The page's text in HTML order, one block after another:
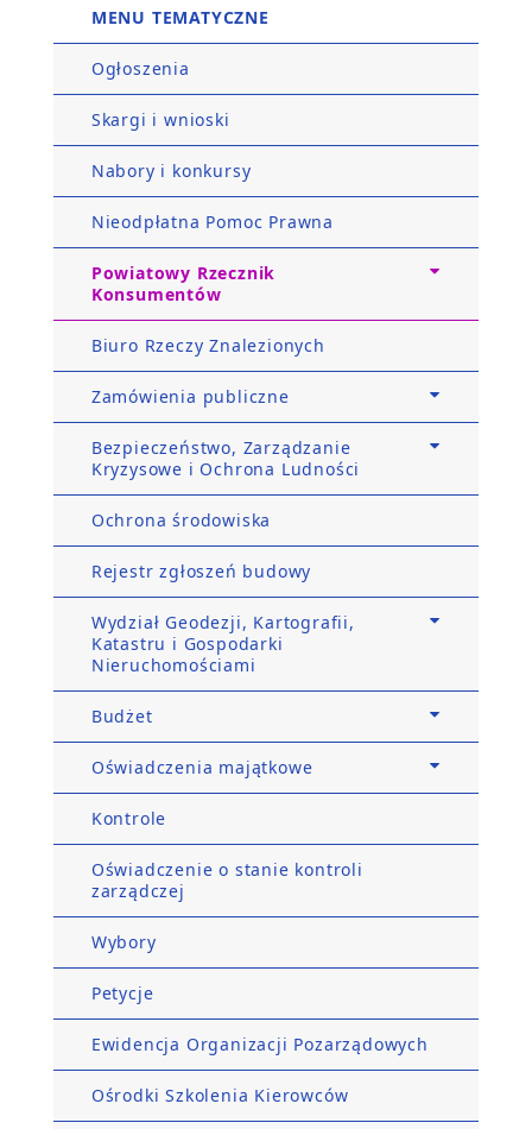
MENU TEMATYCZNE
Ogłoszenia
Skargi i wnioski
Nabory i konkursy
Nieodpłatna Pomoc Prawna
Powiatowy Rzecznik
Konsumentów
Biuro Rzeczy Znalezionych
Zamówienia publiczne
Bezpieczeństwo, Zarządzanie
Kryzysowe i Ochrona Ludności
Ochrona środowiska
Rejestr zgłoszeń budowy
Wydział Geodezji, Kartografii,
Katastru i Gospodarki
Nieruchomościami
Budżet
Oświadczenia majątkowe
Kontrole
Oświadczenie o stanie kontroli
zarządczej
Wybory
Petycje
Ewidencja Organizacji Pozarządowych
Ośrodki Szkolenia Kierowców